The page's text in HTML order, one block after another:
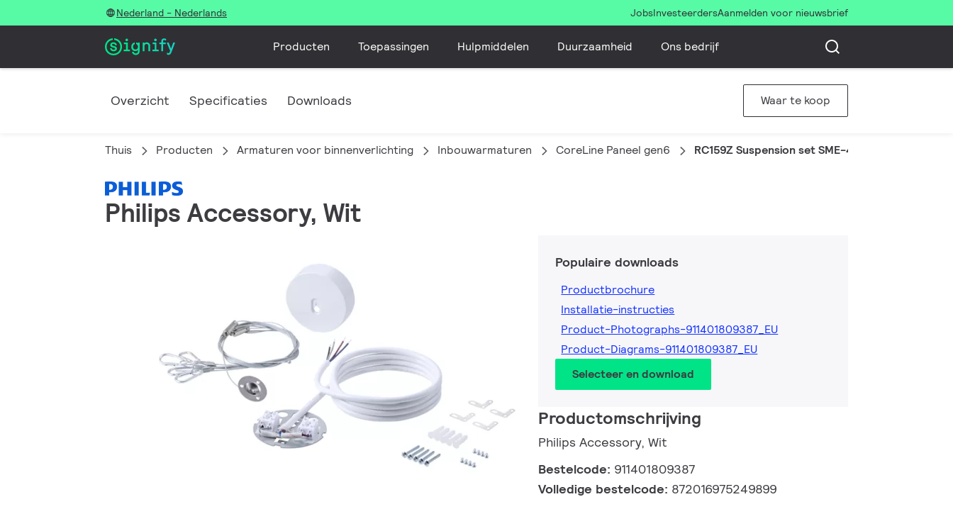
Nederland - Nederlands JobsInvesteerdersAanmelden voor nieuwsbrief
Producten Toepassingen Hulpmiddelen Duurzaamheid Ons bedrijf
Overzicht Specificaties Downloads Waar te koop
Thuis Producten Armaturen voor binnenverlichting Inbouwarmaturen CoreLine Paneel gen6 RC159Z Suspension set SME-4 WH
Philips Accessory, Wit
Populaire downloads
Productbrochure
Installatie-instructies
Product-Photographs-911401809387_EU
Product-Diagrams-911401809387_EU
Selecteer en download
Productomschrijving
Philips Accessory, Wit
Bestelcode: 911401809387
Volledige bestelcode: 872016975249899